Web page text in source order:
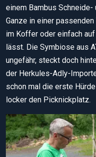
einem Bambus
Ganze in einer
im Koffer oder einfach
lässt. Die Symbiose aus
ungefähr, steckt doch
der Herkules-Adly-
schon mal die erste
locker den Picknickplatz.